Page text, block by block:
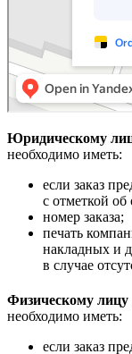
Юридическому
необходимо иметь:
если заказ
с отметкой об
номер заказа;
печать
накладных и
в случае
Физическому лицу
необходимо иметь:
если заказ